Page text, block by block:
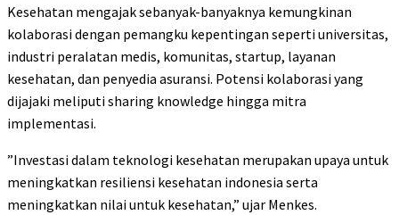
Kesehatan mengajak sebanyak-banyaknya kemungkinan
kolaborasi dengan pemangku kepentingan seperti universitas,
industri peralatan medis, komunitas, startup, layanan
kesehatan, dan penyedia asuransi. Potensi kolaborasi yang
dijajaki meliputi sharing knowledge hingga mitra
implementasi.
”Investasi dalam teknologi kesehatan merupakan upaya untuk
meningkatkan resiliensi kesehatan indonesia serta
meningkatkan nilai untuk kesehatan,” ujar Menkes.